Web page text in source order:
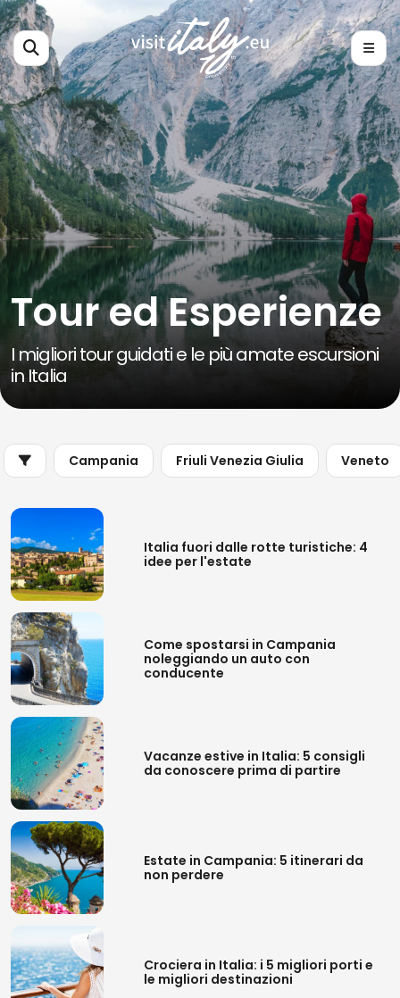
Tour ed Esperienze
I migliori tour guidati e le più amate escursioni
in Italia
Campania Friuli Venezia Giulia Veneto
Italia fuori dalle rotte turistiche: 4
idee per l'estate
Come spostarsi in Campania
noleggiando un auto con
conducente
Vacanze estive in Italia: 5 consigli
da conoscere prima di partire
Estate in Campania: 5 itinerari da
non perdere
Crociera in Italia: i 5 migliori porti e
le migliori destinazioni